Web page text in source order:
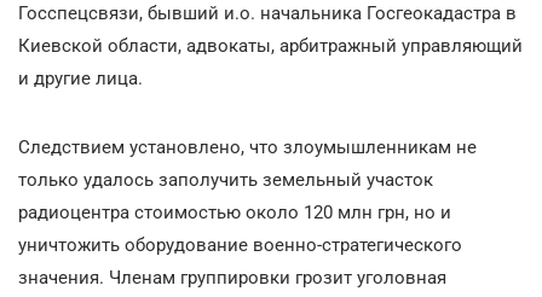
Госспецсвязи, бывший и.о. начальника Госгеокадастра в
Киевской области, адвокаты, арбитражный управляющий
и другие лица.
Следствием установлено, что злоумышленникам не
только удалось заполучить земельный участок
радиоцентра стоимостью около 120 млн грн, но и
уничтожить оборудование военно-стратегического
значения. Членам группировки грозит уголовная